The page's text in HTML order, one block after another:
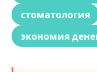
стоматология
экономия